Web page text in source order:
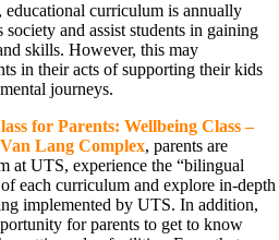
educational curriculum is annually
and assist students in gaining
skills. However, this may
in their acts of supporting their kids
journeys.
for Parents: Wellbeing Class –
Lang Complex, parents are
at UTS, experience the “bilingual
each curriculum and explore in-depth
implemented by UTS. In addition,
for parents to get to know